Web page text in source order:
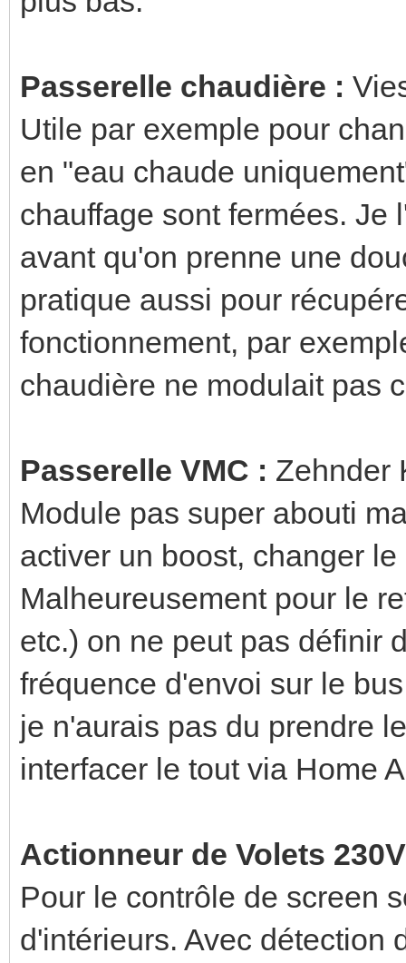
Passerelle chaudière :
Utile par exemple pour
en "eau chaude
chauffage sont fermées. Je
avant qu'on prenne une
pratique aussi pour
fonctionnement, par
chaudière ne modulait pas
Passerelle VMC : Zehnder
Module pas super abouti
activer un boost, changer
Malheureusement pour le
etc.) on ne peut pas définir
fréquence d'envoi sur le
je n'aurais pas du prendre
interfacer le tout via Home
Actionneur de Volets
Pour le contrôle de screen
d'intérieurs. Avec détection